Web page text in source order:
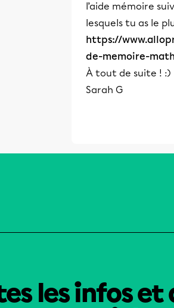
l’aide mémoire
lesquels tu as le
https://
de-memoire-
À tout de suite ! :)
Sarah G
les infos et